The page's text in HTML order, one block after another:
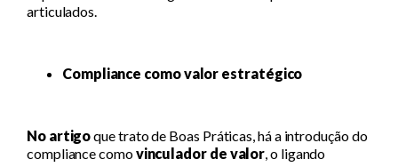
articulados.
Compliance como valor estratégico
No artigoque trato de Boas Práticas, há a introdução do
compliance comovinculador de valor, o ligando